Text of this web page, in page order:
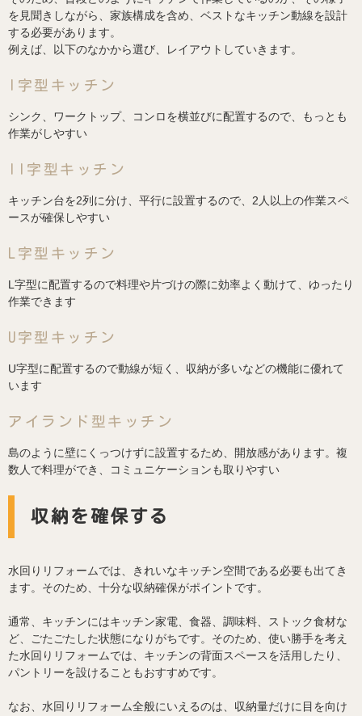
を見聞きしながら、家族構成を含め、ベストなキッチン動線を設計
する必要があります。
例えば、以下のなかから選び、レイアウトしていきます。
I字型キッチン
シンク、ワークトップ、コンロを横並びに配置するので、もっとも
作業がしやすい
II字型キッチン
キッチン台を2列に分け、平行に設置するので、2人以上の作業スペ
ースが確保しやすい
L字型キッチン
L字型に配置するので料理や片づけの際に効率よく動けて、ゆったり
作業できます
U字型キッチン
U字型に配置するので動線が短く、収納が多いなどの機能に優れて
います
アイランド型キッチン
島のように壁にくっつけずに設置するため、開放感があります。複
数人で料理ができ、コミュニケーションも取りやすい
収納を確保する
水回りリフォームでは、きれいなキッチン空間である必要も出てき
ます。そのため、十分な収納確保がポイントです。
通常、キッチンにはキッチン家電、食器、調味料、ストック食材な
ど、ごたごたした状態になりがちです。そのため、使い勝手を考え
た水回りリフォームでは、キッチンの背面スペースを活用したり、
パントリーを設けることもおすすめです。
なお、水回りリフォーム全般にいえるのは、収納量だけに目を向け